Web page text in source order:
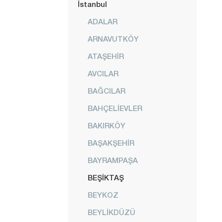
İstanbul
ADALAR
ARNAVUTKÖY
ATAŞEHİR
AVCILAR
BAĞCILAR
BAHÇELİEVLER
BAKIRKÖY
BAŞAKŞEHİR
BAYRAMPAŞA
BEŞİKTAŞ
BEYKOZ
BEYLİKDÜZÜ